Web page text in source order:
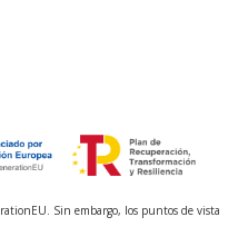
Sin embargo, los puntos de vista